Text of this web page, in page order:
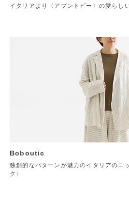
イタリアより〈アプントビー〉の愛らし
Boboutic
独創的なパターンが魅力のイタリアのニ
ク〉